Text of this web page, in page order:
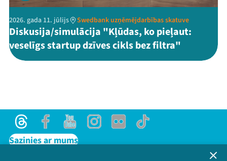
2026. gada 11. jūlijs Swedbank uzņēmējdarbības skatuve
Diskusija/simulācija "Kļūdas, ko pieļaut:
veselīgs startup dzīves cikls bez filtra"
ThreadsFacebookYoutubeInstagram
Flick TikTok
Sazinies ar mums